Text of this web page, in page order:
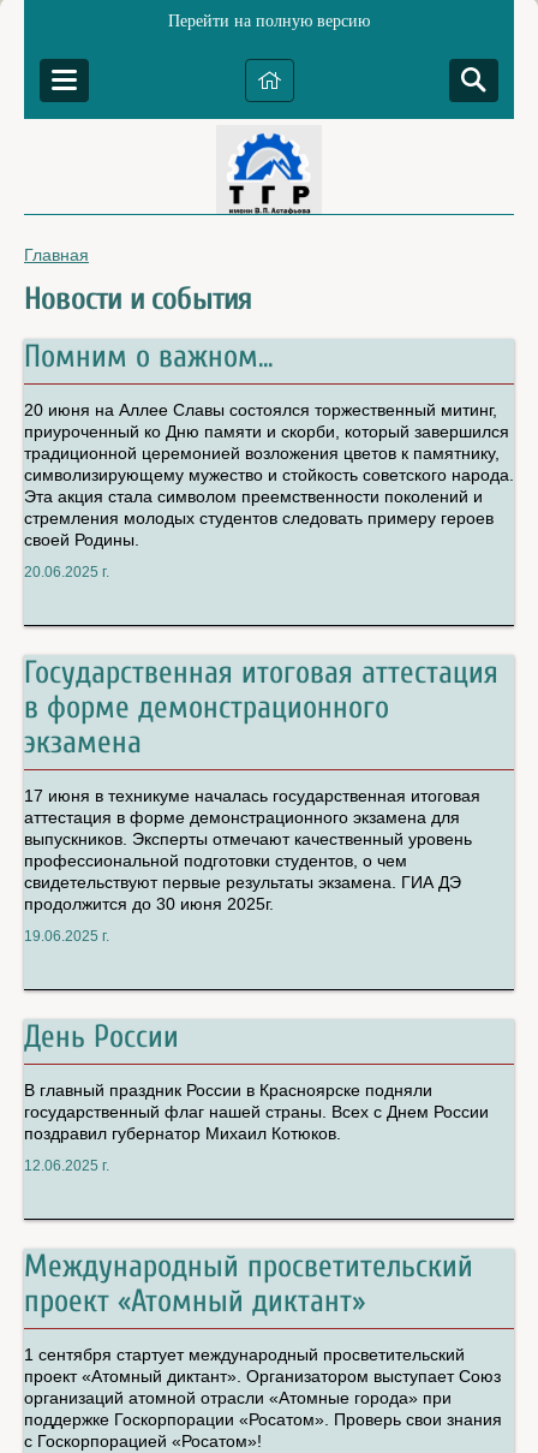
Перейти на полную версию
Главная
Новости и события
Помним о важном...
20 июня на Аллее Славы состоялся торжественный митинг,
приуроченный ко Дню памяти и скорби, который завершился
традиционной церемонией возложения цветов к памятнику,
символизирующему мужество и стойкость советского народа.
Эта акция стала символом преемственности поколений и
стремления молодых студентов следовать примеру героев
своей Родины.
20.06.2025 г.
Государственная итоговая аттестация
в форме демонстрационного
экзамена
17 июня в техникуме началась государственная итоговая
аттестация в форме демонстрационного экзамена для
выпускников. Эксперты отмечают качественный уровень
профессиональной подготовки студентов, о чем
свидетельствуют первые результаты экзамена. ГИА ДЭ
продолжится до 30 июня 2025г.
19.06.2025 г.
День России
В главный праздник России в Красноярске подняли
государственный флаг нашей страны. Всех с Днем России
поздравил губернатор Михаил Котюков.
12.06.2025 г.
Международный просветительский
проект «Атомный диктант»
1 сентября стартует международный просветительский
проект «Атомный диктант». Организатором выступает Союз
организаций атомной отрасли «Атомные города» при
поддержке Госкорпорации «Росатом». Проверь свои знания
с Госкорпорацией «Росатом»!